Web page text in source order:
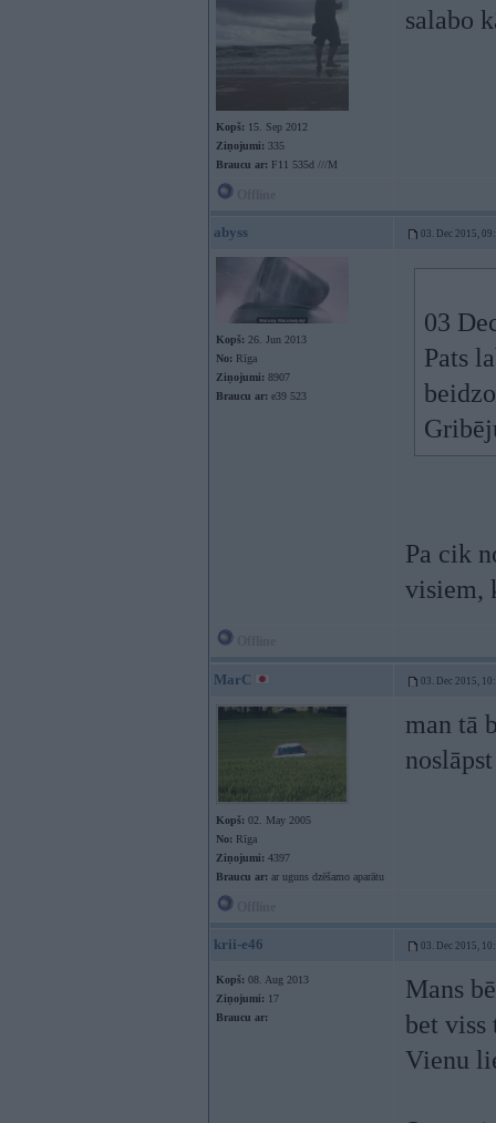
Kopš: 15. Sep 2012
Ziņojumi: 335
Braucu ar: F11 535d ///M
salabo
abyss 03. Dec 2015,
Kopš: 26. Jun 2013
No: Rīga
Ziņojumi: 8907
Braucu ar: e39 523
03
Pats
Pa cik
visiem,
MarC 03. Dec 2015,
Kopš: 02. May 2005
No: Rīga
Ziņojumi: 4397
Braucu ar: ar uguns dzēšamo aparātu
man tā
krii-e46 03. Dec 2015,
Kopš: 08. Aug 2013
Ziņojumi: 17
Braucu ar:
Mans
bet viss
Vienu